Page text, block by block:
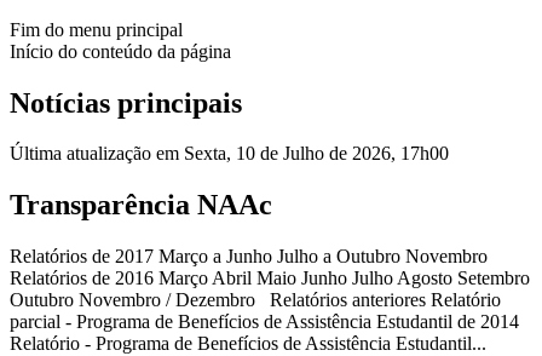
Fim do menu principal
Início do conteúdo da página
Notícias principais
Última atualização em Sexta, 10 de Julho de 2026, 17h00
Transparência NAAc
Relatórios de 2017 Março a Junho Julho a Outubro Novembro
Relatórios de 2016 Março Abril Maio Junho Julho Agosto Setembro
Outubro Novembro / Dezembro Relatórios anteriores Relatório
parcial - Programa de Benefícios de Assistência Estudantil de 2014
Relatório - Programa de Benefícios de Assistência Estudantil...